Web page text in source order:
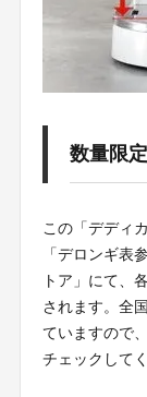
数量限
この「デディ
「デロンギ表
トア」にて、
されます。全
ていますので
チェックして